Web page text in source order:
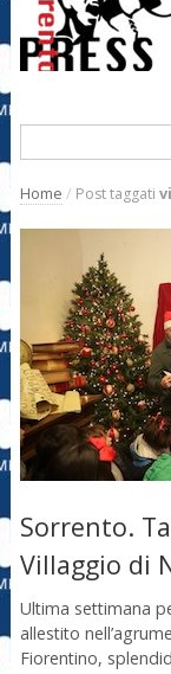
Home / Post taggati
Sorrento.
Villaggio di
Ultima settimana
allestito
Fiorentino,